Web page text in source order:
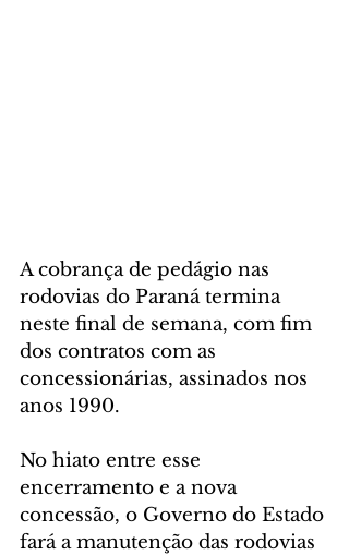
A cobrança de pedágio nas
rodovias do Paraná termina
neste final de semana, com fim
dos contratos com as
concessionárias, assinados nos
anos 1990.
No hiato entre esse
encerramento e a nova
concessão, o Governo do Estado
fará a manutenção das rodovias